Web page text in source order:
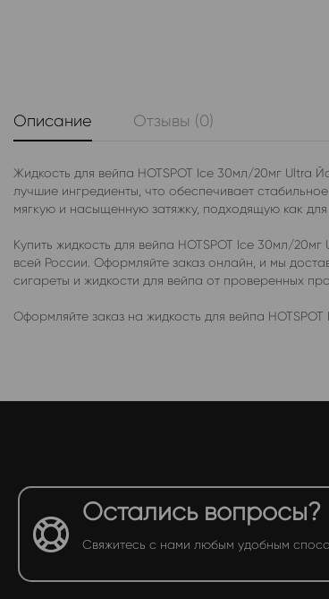
Описание Отзывы (0)
Жидкость для вейпа HOTSPOT Ice 30мл/20мг Ultra
лучшие ингредиенты, что обеспечивает
мягкую и насыщенную затяжку, подходящую как для
Купить жидкость для вейпа HOTSPOT Ice 30мл/
всей России. Оформляйте заказ онлайн, и мы
сигареты и жидкости для вейпа от проверенных
Оформляйте заказ на жидкость для вейпа
Остались вопросы?
Свяжитесь с нами любым удобным